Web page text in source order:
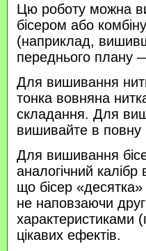
Цю роботу можна
бісером або
(наприклад,
переднього плану
Для вишивання
тонка вовняна
складання. Для
вишивайте в повну
Для вишивання
аналогічний
що бісер
не наповзаючи
характеристиками
цікавих ефектів.